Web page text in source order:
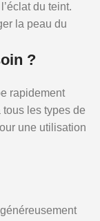
du teint.
la peau du
?
rapidement
les types de
une utilisation
généreusement